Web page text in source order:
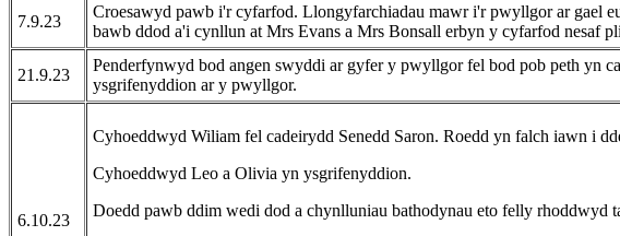
7.9.23
Croesawyd pawb i'r cyfarfod. Llongyfarchiadau mawr i'r pwyllgor ar gael
bawb ddod a'i cynllun at Mrs Evans a Mrs Bonsall erbyn y cyfarfod nesaf
21.9.23
Penderfynwyd bod angen swyddi ar gyfer y pwyllgor fel bod pob peth yn
ysgrifenyddion ar y pwyllgor.
6.10.23
Cyhoeddwyd Wiliam fel cadeirydd Senedd Saron. Roedd yn falch iawn i
Cyhoeddwyd Leo a Olivia yn ysgrifenyddion.
Doedd pawb ddim wedi dod a chynlluniau bathodynau eto felly rhoddwyd